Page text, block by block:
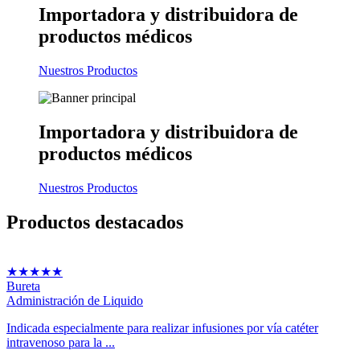
Importadora y distribuidora de
productos médicos
Nuestros Productos
Importadora y distribuidora de
productos médicos
Nuestros Productos
Productos destacados
★★★★★
Bureta
Administración de Liquido
Indicada especialmente para realizar infusiones por vía catéter
intravenoso para la ...